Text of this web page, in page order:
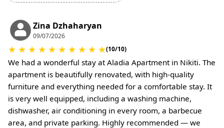
Zina Dzhaharyan
09/07/2026
★ ★ ★ ★ ★ ★ ★ ★ ★ ★(10/10)
We had a wonderful stay at Aladia Apartment in Nikiti. The
apartment is beautifully renovated, with high-quality
furniture and everything needed for a comfortable stay. It
is very well equipped, including a washing machine,
dishwasher, air conditioning in every room, a barbecue
area, and private parking. Highly recommended — we